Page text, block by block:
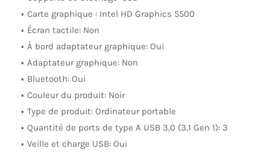
Carte graphique : Intel HD Graphics 5500
Écran tactile: Non
À bord adaptateur graphique: Oui
Adaptateur graphique: Non
Bluetooth: Oui
Couleur du produit: Noir
Type de produit: Ordinateur portable
Quantité de ports de type A USB 3,0 (3,1 Gen 1): 3
Veille et charge USB: Oui